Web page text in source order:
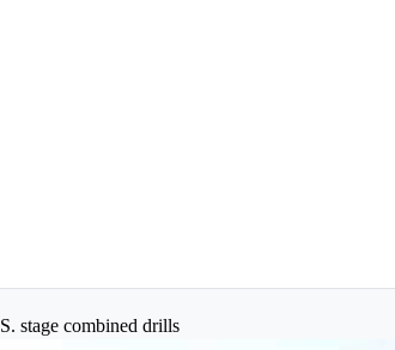
stage combined drills